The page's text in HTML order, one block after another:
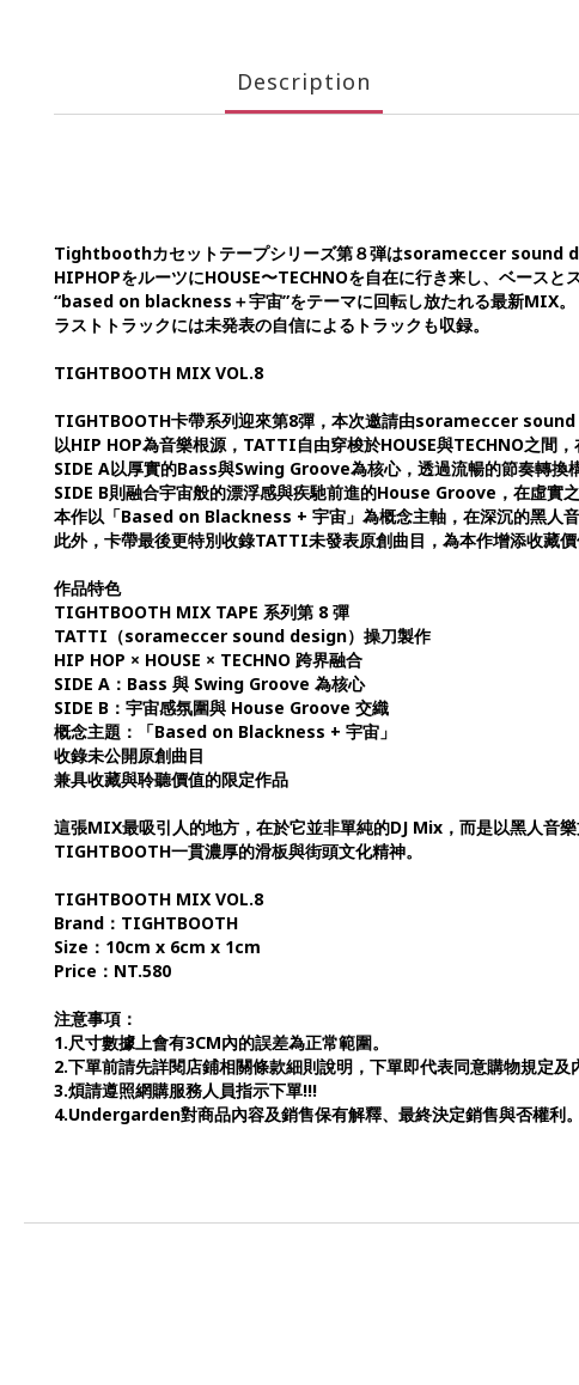
Description
Tightboothカセットテープシリーズ第８弾はsorameccer sound
HIPHOPをルーツにHOUSE〜TECHNOを自在に行き来し、ベースと
“based on blackness＋宇宙”をテーマに回転し放たれる最新MIX。
ラストトラックには未発表の自信によるトラックも収録。
TIGHTBOOTH MIX VOL.8
TIGHTBOOTH卡帶系列迎來第8彈，本次邀請由sorameccer
以HIP HOP為音樂根源，TATTI自由穿梭於HOUSE與TECHNO之間
SIDE A以厚實的Bass與Swing Groove為核心，透過流暢的節奏轉換
SIDE B則融合宇宙般的漂浮感與疾馳前進的House Groove，在虛實之
本作以「Based on Blackness + 宇宙」為概念主軸，在深沉的黑人音
此外，卡帶最後更特別收錄TATTI未發表原創曲目，為本作增添收藏價
作品特色
TIGHTBOOTH MIX TAPE 系列第 8 彈
TATTI（sorameccer sound design）操刀製作
HIP HOP × HOUSE × TECHNO 跨界融合
SIDE A：Bass 與 Swing Groove 為核心
SIDE B：宇宙感氛圍與 House Groove 交織
概念主題：「Based on Blackness + 宇宙」
收錄未公開原創曲目
兼具收藏與聆聽價值的限定作品
這張MIX最吸引人的地方，在於它並非單純的DJ Mix，而是以黑人
TIGHTBOOTH一貫濃厚的滑板與街頭文化精神。
TIGHTBOOTH MIX VOL.8
Brand：TIGHTBOOTH
Size：10cm x 6cm x 1cm
Price：NT.580
注意事項：
1.尺寸數據上會有3CM內的誤差為正常範圍。
2.下單前請先詳閱店鋪相關條款細則說明，下單即代表同意購物規定及
3.煩請遵照網購服務人員指示下單!!!
4.Undergarden對商品內容及銷售保有解釋、最終決定銷售與否權利。